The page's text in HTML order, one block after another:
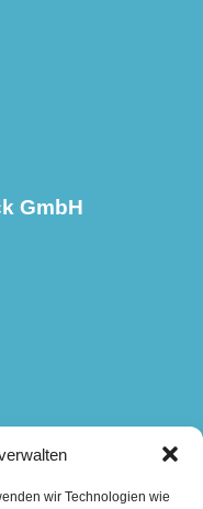
wir Technologien wie
GmbH